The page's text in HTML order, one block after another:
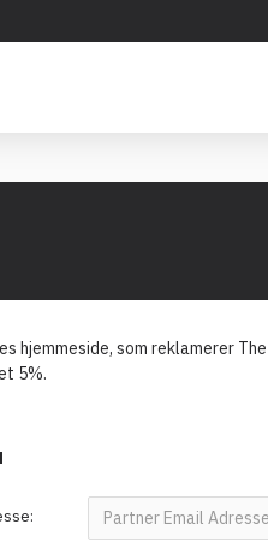
som reklamerer
5%.